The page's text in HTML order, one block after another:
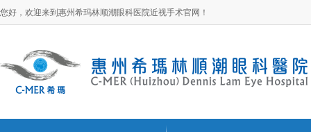
您好，欢迎来到惠州希玛林顺潮眼科医院近视手术官网！